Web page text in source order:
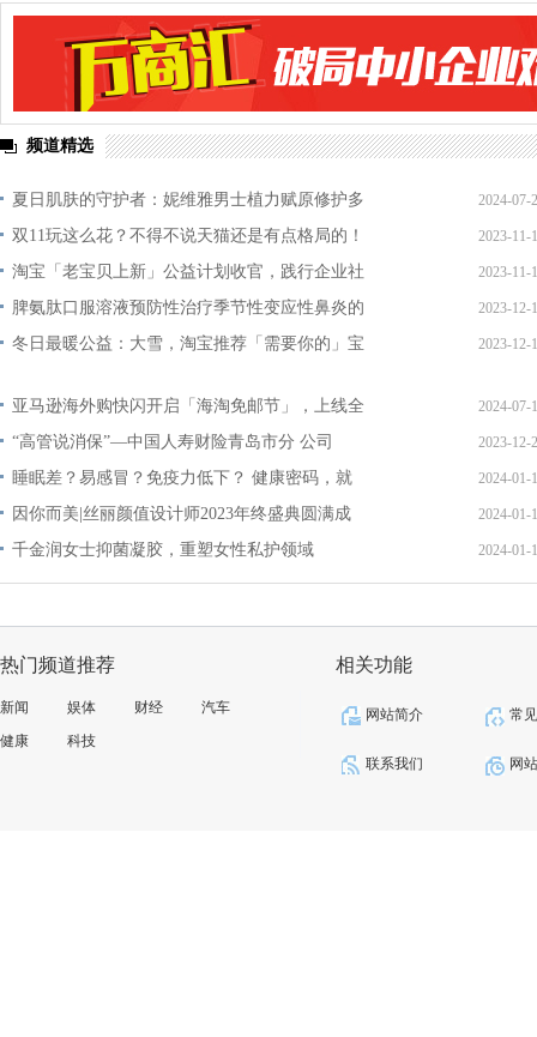
频道精选
夏日肌肤的守护者：妮维雅男士植力赋原修护多 2024-07-
双11玩这么花？不得不说天猫还是有点格局的！ 2023-11-
淘宝「老宝贝上新」公益计划收官，践行企业社 2023-11-
脾氨肽口服溶液预防性治疗季节性变应性鼻炎的 2023-12-
冬日最暖公益：大雪，淘宝推荐「需要你的」宝 2023-12-
亚马逊海外购快闪开启「海淘免邮节」，上线全 2024-07-
“高管说消保”—中国人寿财险青岛市分 公司 2023-12-
睡眠差？易感冒？免疫力低下？ 健康密码，就 2024-01-
因你而美|丝丽颜值设计师2023年终盛典圆满成 2024-01-
千金润女士抑菌凝胶，重塑女性私护领域 2024-01-
热门频道推荐
新闻 娱体 财经
汽车
健康
科技
相关功能
网站简介 常
联系我们 网